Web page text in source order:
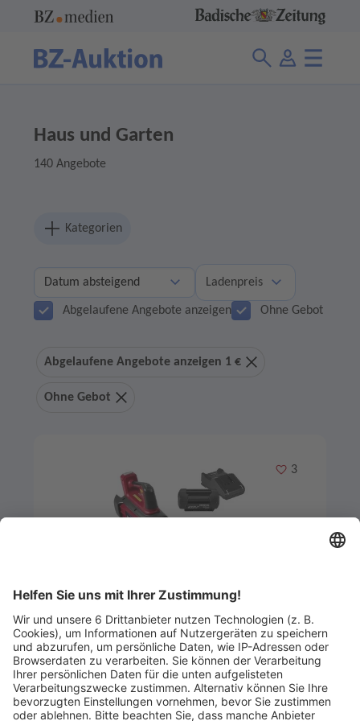
Haus und Garten
140 Angebote
Kategorien
Ladenpreis
Abgelaufene Angebote anzeigen Ohne Gebot
Abgelaufene Angebote anzeigen 1 €
Ohne Gebot
Merken
3
Artikel-ID: 3969 0
Honda HHB 36BXB Akku-Blasgerät
Set
Reiko GmbH